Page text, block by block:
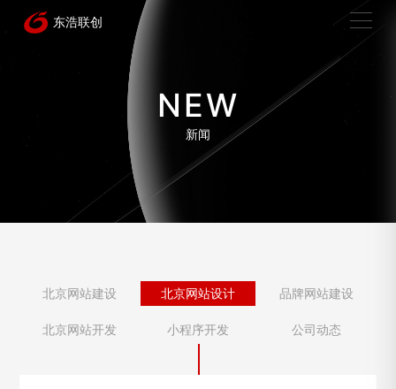
NEW
新闻
北京网站建设 北京网站设计 品牌网站建设
北京网站开发 小程序开发 公司动态